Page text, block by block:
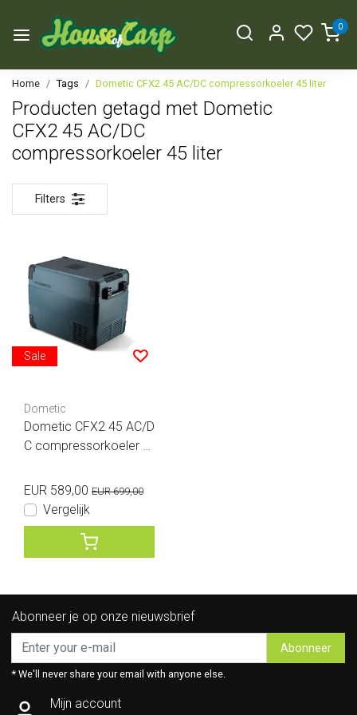
0
Home Tags Dometic CFX2 45 AC/DC compressorkoeler 45 liter
Producten getagd met Dometic
CFX2 45 AC/DC
compressorkoeler 45 liter
Filters
Sale
Dometic
Dometic CFX2 45 AC/D
C compressorkoeler 4
EUR 589,00 EUR 699,00
Vergelijk
Abonneer je op onze nieuwsbrief
Abonneer
* We'll never share your email with anyone else.
Mijn account